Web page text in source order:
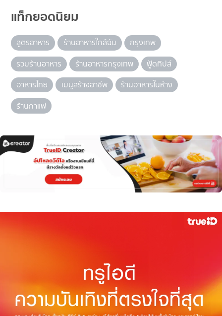
แท็กยอดนิยม
สูตรอาหาร ร้านอาหารใกล้ฉัน
กรุงเทพ
รวมร้านอาหาร
ร้านอาหารกรุงเทพ
ฟู้ดทิปส์
อาหารไทย
เมนูสร้างอาชีพ
ร้านอาหารในห้าง
ร้านกาแฟ